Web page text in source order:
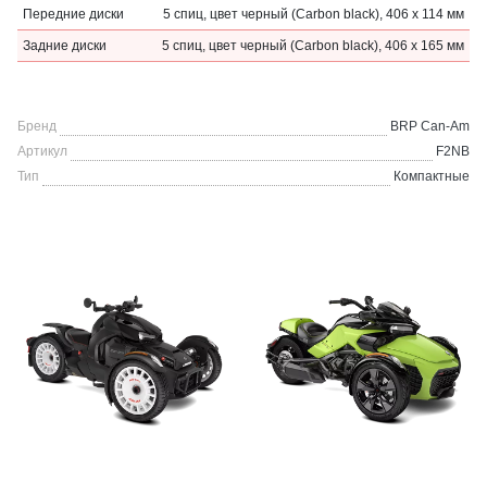
Передние диски 5 спиц, цвет черный (Carbon black), 406 x 114 мм
Задние диски 5 спиц, цвет черный (Carbon black), 406 x 165 мм
Бренд
BRP Can-Am
Артикул
F2NB
Тип
Компактные